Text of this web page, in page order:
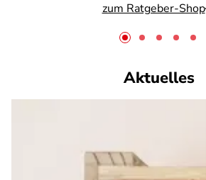
zum Ratgeber-Shop
Aktuelles